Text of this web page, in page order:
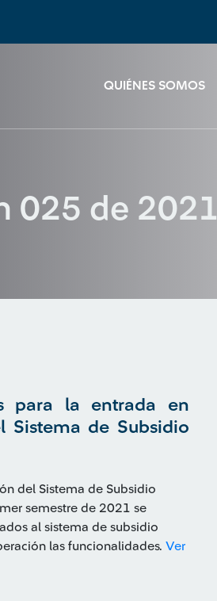
QUIÉNES SOMOS
025 de 2021
para la entrada en
Sistema de Subsidio
del Sistema de Subsidio
semestre de 2021 se
al sistema de subsidio
las funcionalidades. Ver